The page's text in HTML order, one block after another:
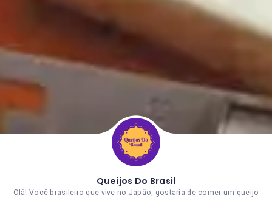
Queijos Do Brasil
Olá! Você brasileiro que vive no Japão, gostaria de comer um queijo